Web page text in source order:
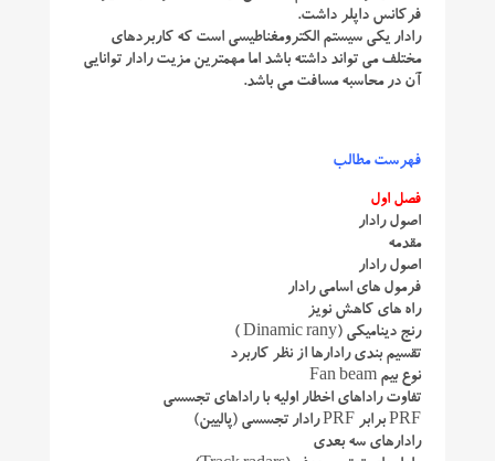
فرکانس داپلر داشت.
رادار یکی سیستم الکترومغناطیسی است که کاربردهای
مختلف می تواند داشته باشد اما مهمترین مزیت رادار توانایی
آن در محاسبه مسافت می باشد.
فهرست مطالب
فصل اول
اصول رادار
مقدمه
اصول رادار
فرمول های اسامی رادار
راه های کاهش نویز
رنج دینامیکی (Dinamic rany )
تقسیم بندی رادارها از نظر کاربرد
نوع بیم Fan beam
تفاوت راداهای اخطار اولیه با راداهای تجسسی
PRF برابر PRF رادار تجسسی (پالیین)
رادارهای سه بعدی